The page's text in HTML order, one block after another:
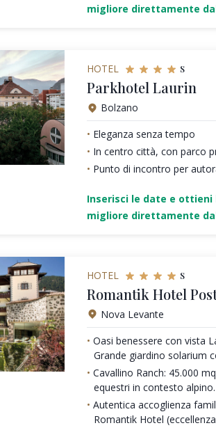
migliore direttamente
HOTEL s
Parkhotel Laurin
Bolzano
Eleganza senza tempo
In centro città, con parco
Punto di incontro per
Inserisci le date e
migliore direttamente
HOTEL s
Romantik Hotel
Nova Levante
Oasi benessere con vista
Grande giardino solarium
Cavallino Ranch: 45.000
equestri in contesto
Autentica accoglienza
Romantik Hotel